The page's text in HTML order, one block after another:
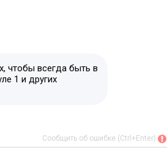
чтобы всегда быть в
1 и других
Сообщить об ошибке (Ctrl+Enter)